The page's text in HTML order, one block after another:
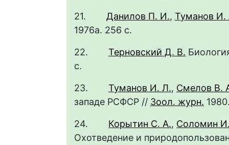
21. Данилов П. И., Туманов И.
1976а. 256
22. Терновский Д. В.
23. Туманов И. Л., Смелов В.
западе РСФСР // Зоол. журн.
24. Корытин С. А., Соломин
Охотведение и